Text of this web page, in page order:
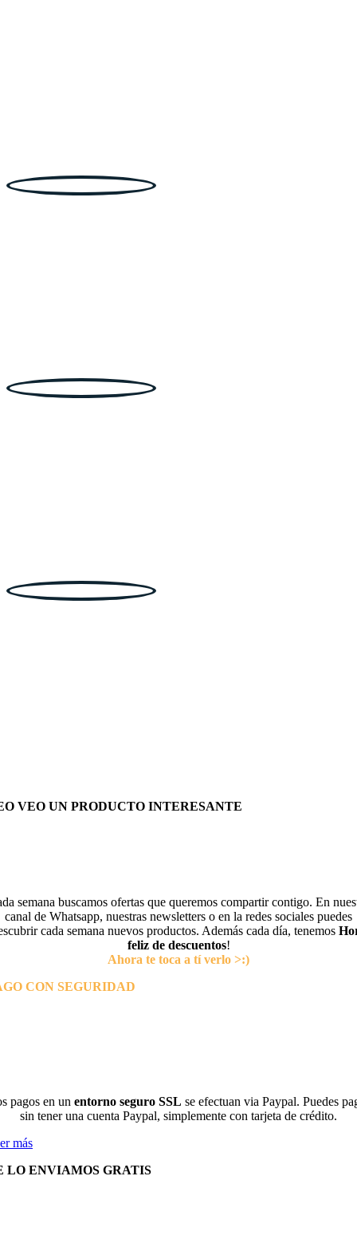
VEO UN PRODUCTO INTERESANTE
semana buscamos ofertas que queremos compartir contigo. En
canal de Whatsapp, nuestras newsletters o en la redes sociales puedes
cada semana nuevos productos. Además cada día, tenemos
feliz de descuentos!
Ahora te toca a tí verlo >:)
CON SEGURIDAD
pagos en un entorno seguro SSL se efectuan via Paypal. Puedes
sin tener una cuenta Paypal, simplemente con tarjeta de crédito.
más
LO ENVIAMOS GRATIS